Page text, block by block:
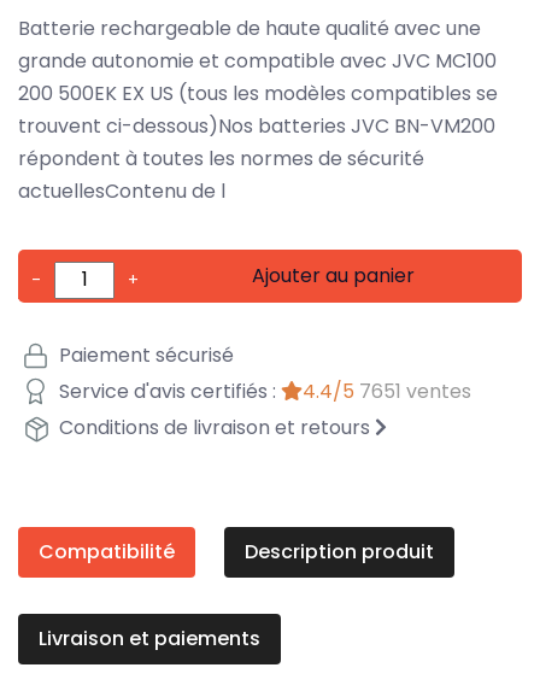
Batterie rechargeable de haute qualité avec une
grande autonomie et compatible avec JVC MC100
200 500EK EX US (tous les modèles compatibles se
trouvent ci-dessous)Nos batteries JVC BN-VM200
répondent à toutes les normes de sécurité
actuellesContenu de l
- + Ajouter au panier
Paiement sécurisé
Service d'avis certifiés :
4.4/5 7651 ventes
Conditions de livraison et retours
Compatibilité Description produit
Livraison et paiements